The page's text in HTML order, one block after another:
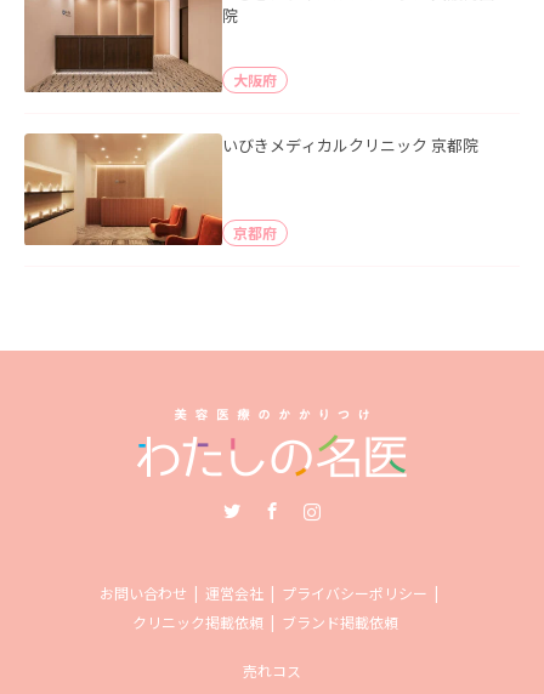
院
大阪府
いびきメディカルクリニック 京都院
京都府
お問い合わせ 運営会社
プライバシーポリシー
クリニック掲載依頼
ブランド掲載依頼
売れコス